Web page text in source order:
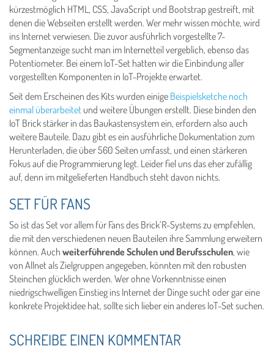
kürzestmöglich HTML, CSS, JavaScript und Bootstrap gestreift, mit
denen die Webseiten erstellt werden. Wer mehr wissen möchte, wird
ins Internet verwiesen. Die zuvor ausführlich vorgestellte 7-
Segmentanzeige sucht man im Internetteil vergeblich, ebenso das
Potentiometer. Bei einem IoT-Set hatten wir die Einbindung aller
vorgestellten Komponenten in IoT-Projekte erwartet.
Seit dem Erscheinen des Kits wurden einige Beispielsketche noch
einmal überarbeitet und weitere Übungen erstellt. Diese binden den
IoT Brick stärker in das Baukastensystem ein, erfordern also auch
weitere Bauteile. Dazu gibt es ein ausführliche Dokumentation zum
Herunterladen, die über 560 Seiten umfasst, und einen stärkeren
Fokus auf die Programmierung legt. Leider fiel uns das eher zufällig
auf, denn im mitgelieferten Handbuch steht davon nichts.
SET FÜR FANS
So ist das Set vor allem für Fans des Brick’R-Systems zu empfehlen,
die mit den verschiedenen neuen Bauteilen ihre Sammlung erweitern
können. Auch weiterführende Schulen und Berufsschulen, wie
von Allnet als Zielgruppen angegeben, könnten mit den robusten
Steinchen glücklich werden. Wer ohne Vorkenntnisse einen
niedrigschwelligen Einstieg ins Internet der Dinge sucht oder gar eine
konkrete Projektidee hat, sollte sich lieber ein anderes IoT-Set suchen.
SCHREIBE EINEN KOMMENTAR